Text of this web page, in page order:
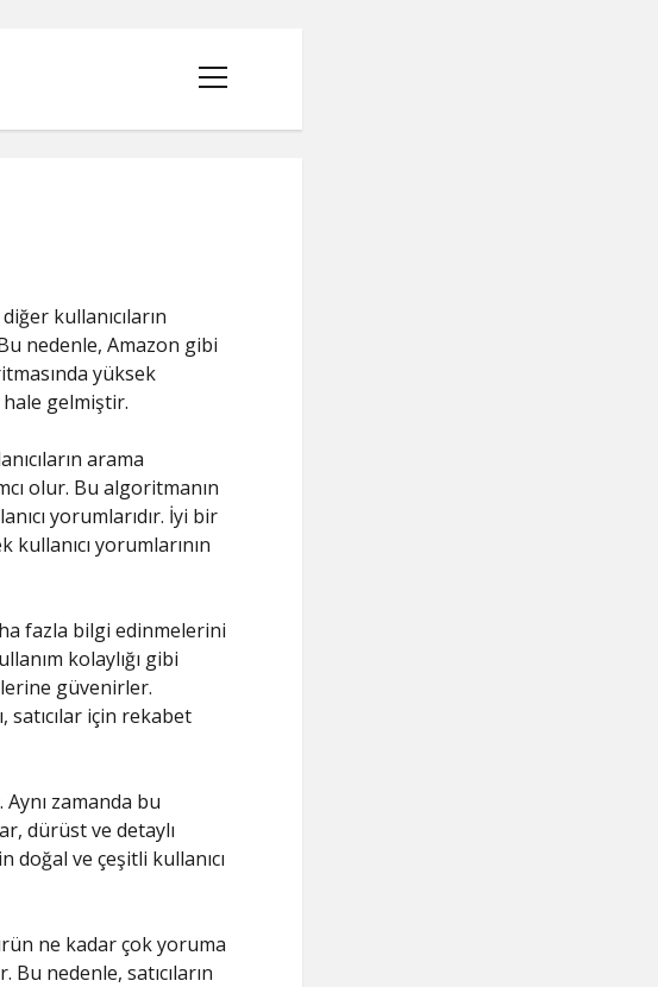
menüyü
aç
kullanıcıların
nedenle, Amazon gibi
yüksek
hale gelmiştir.
arama
olur. Bu algoritmanın
yorumlarıdır. İyi bir
yorumlarının
fazla bilgi edinmelerini
kolaylığı gibi
güvenirler.
satıcılar için rekabet
Aynı zamanda bu
dürüst ve detaylı
ve çeşitli kullanıcı
ne kadar çok yoruma
nedenle, satıcıların